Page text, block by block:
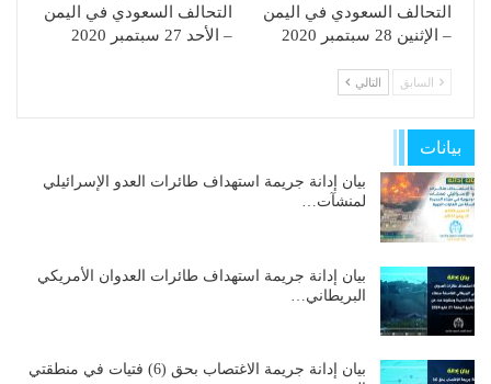
التحالف السعودي في اليمن
– الإثنين 28 سبتمبر 2020
التحالف السعودي في اليمن
– الأحد 27 سبتمبر 2020
السابق التالي
بيانات
بيان إدانة جريمة استهداف طائرات العدو الإسرائيلي
لمنشآت…
بيان إدانة جريمة استهداف طائرات العدوان الأمريكي
البريطاني…
بيان إدانة جريمة الاغتصاب بحق (6) فتيات في منطقتي